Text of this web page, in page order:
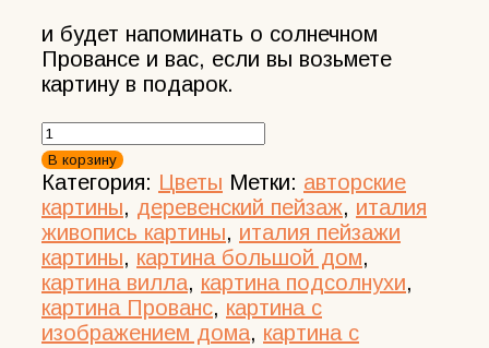
и будет напоминать о солнечном
Провансе и вас, если вы возьмете
картину в подарок.
Количество
товара
Картина
с
подсолнухами
пейзаж
Прованса
В корзину
Категория: Цветы Метки: авторские
картины, деревенский пейзаж, италия
живопись картины, италия пейзажи
картины, картина большой дом,
картина вилла, картина подсолнухи,
картина Прованс, картина с
изображением дома, картина с